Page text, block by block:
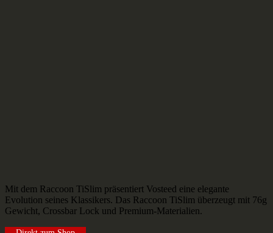
Mit dem Raccoon TiSlim präsentiert Vosteed eine elegante
Evolution seines Klassikers. Das Raccoon TiSlim überzeugt mit 76g
Gewicht, Crossbar Lock und Premium-Materialien.